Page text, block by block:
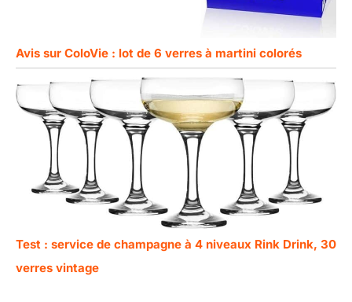
Avis sur ColoVie : lot de 6 verres à martini colorés
Test : service de champagne à 4 niveaux Rink Drink, 30
verres vintage